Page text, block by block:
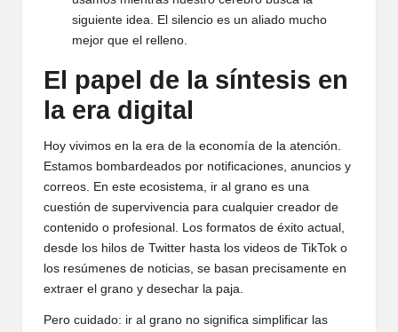
siguiente idea. El silencio es un aliado mucho
mejor que el relleno.
El papel de la síntesis en
la era digital
Hoy vivimos en la era de la economía de la atención.
Estamos bombardeados por notificaciones, anuncios y
correos. En este ecosistema, ir al grano es una
cuestión de supervivencia para cualquier creador de
contenido o profesional. Los formatos de éxito actual,
desde los hilos de Twitter hasta los videos de TikTok o
los resúmenes de noticias, se basan precisamente en
extraer el grano y desechar la paja.
Pero cuidado: ir al grano no significa simplificar las